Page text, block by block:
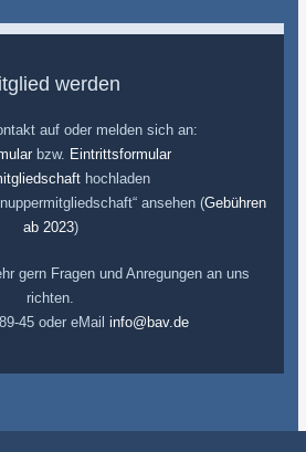
werden
auf oder melden sich an:
bzw. Eintrittsformular
hochladen
ansehen (Gebühren
ab 2023)
gern Fragen und Anregungen an uns
richten.
45 oder eMail info@bav.de